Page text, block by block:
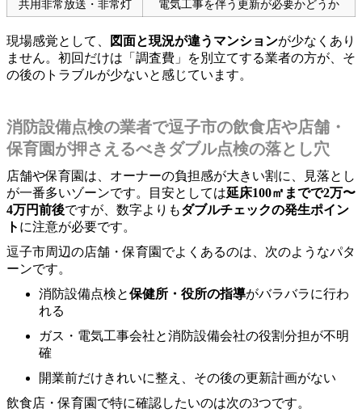
共用非常放送・非常灯 電気工事を伴う更新が必要かどうか
現場感覚として、 図面と現況が違うマンションが少なくあり
ません。初回だけは「調査費」を別立てする業者の方が、そ
の後のトラブルが少ないと感じています。
消防設備点検の業者で逗子市の飲食店や店舗・
保育園が押さえるべきダブル点検の落とし穴
店舗や保育園は、オーナーの負担感が大きい割に、見落とし
が一番多いゾーンです。目安としては延床100㎡までで2万〜
4万円前後ですが、数字よりもダブルチェックの発生ポイン
ト に注意が必要です。
逗子市周辺の店舗・保育園でよくあるのは、次のようなパタ
ーンです。
消防設備点検と保健所・役所の指導がバラバラに行わ
れる
ガス・電気工事会社と消防設備会社の役割分担が不明
確
開業前だけきれいに整え、その後の更新計画がない
飲食店・保育園で特に確認したいのは次の3つです。